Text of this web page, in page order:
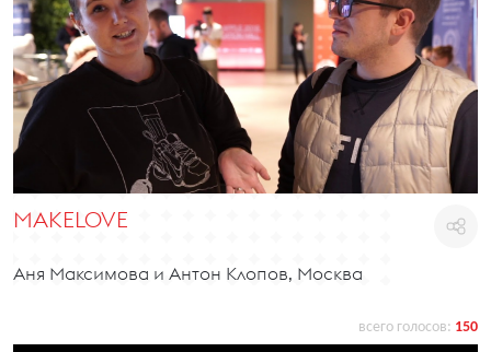
MAKELOVE
Аня Максимова и Антон Клопов, Москва
всего голосов: 150